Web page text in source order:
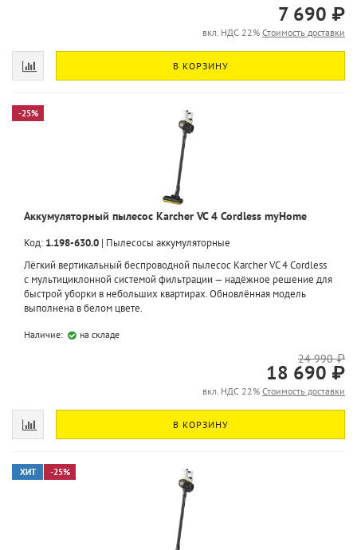
7 690 ₽
вкл. НДС 22% Стоимость доставки
В КОРЗИНУ
-25%
Аккумуляторный пылесос Karcher VC 4 Cordless myHome
Код: 1.198-630.0 | Пылесосы аккумуляторные
Лёгкий вертикальный беспроводной пылесос Karcher VC 4 Cordless
с мультициклонной системой фильтрации — надёжное решение для
быстрой уборки в небольших квартирах. Обновлённая модель
выполнена в белом цвете.
Наличие: на складе
24 990 ₽
18 690 ₽
вкл. НДС 22% Стоимость доставки
В КОРЗИНУ
ХИТ -25%